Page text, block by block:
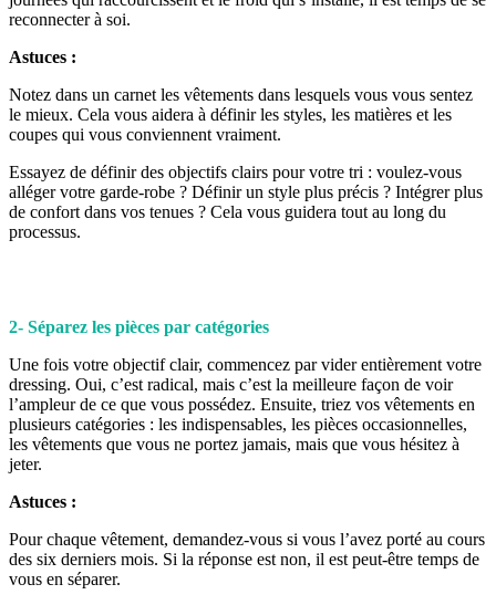
reconnecter à soi.
Astuces :
Notez dans un carnet les vêtements dans lesquels vous vous sentez
le mieux. Cela vous aidera à définir les styles, les matières et les
coupes qui vous conviennent vraiment.
Essayez de définir des objectifs clairs pour votre tri : voulez-vous
alléger votre garde-robe ? Définir un style plus précis ? Intégrer plus
de confort dans vos tenues ? Cela vous guidera tout au long du
processus.
2- Séparez les pièces par catégories
Une fois votre objectif clair, commencez par vider entièrement votre
dressing. Oui, c’est radical, mais c’est la meilleure façon de voir
l’ampleur de ce que vous possédez. Ensuite, triez vos vêtements en
plusieurs catégories : les indispensables, les pièces occasionnelles,
les vêtements que vous ne portez jamais, mais que vous hésitez à
jeter.
Astuces :
Pour chaque vêtement, demandez-vous si vous l’avez porté au cours
des six derniers mois. Si la réponse est non, il est peut-être temps de
vous en séparer.